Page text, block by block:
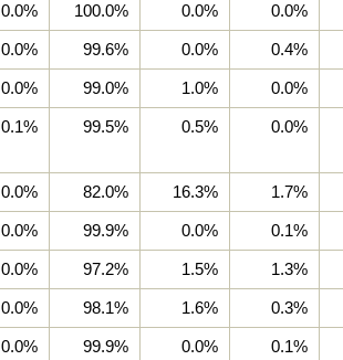
0.0% 100.0% 0.0% 0.0%
0.0% 99.6% 0.0% 0.4%
0.0% 99.0% 1.0% 0.0%
0.1% 99.5% 0.5% 0.0%
0.0% 82.0% 16.3% 1.7%
0.0% 99.9% 0.0% 0.1%
0.0% 97.2% 1.5% 1.3%
0.0% 98.1% 1.6% 0.3%
0.0% 99.9% 0.0% 0.1%